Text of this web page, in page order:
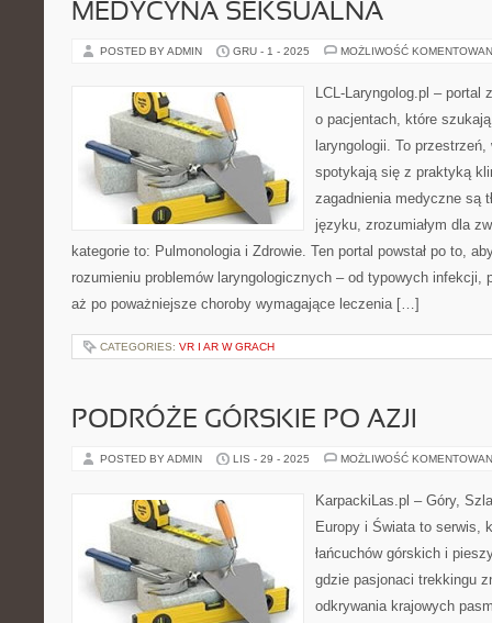
MEDYCYNA SEKSUALNA
POSTED BY ADMIN GRU - 1 - 2025 MOŻLIWOŚĆ
LCL-Laryngolog.pl – portal
o pacjentach, które
laryngologii. To
spotykają się z praktyką
zagadnienia medyczne są
języku, zrozumiałym dla
kategorie to: Pulmonologia i Zdrowie. Ten portal powstał po to,
rozumieniu problemów laryngologicznych – od typowych infekcji,
aż po poważniejsze choroby wymagające leczenia […]
CATEGORIES: VR I AR W GRACH
PODRÓŻE GÓRSKIE PO AZJI
POSTED BY ADMIN LIS - 29 - 2025 MOŻLIWOŚĆ
KarpackiLas.pl – Góry,
Europy i Świata to serwis,
łańcuchów górskich i
gdzie pasjonaci trekkingu
odkrywania krajowych